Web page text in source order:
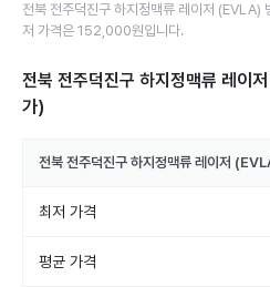
전북 전주덕진구 하지정맥류 레이저 (EVLA)
저 가격은 152,000원입니다.
전북 전주덕진구 하지정맥류 레이
가)
전북 전주덕진구 하지정맥류 레이저
최저 가격
평균 가격